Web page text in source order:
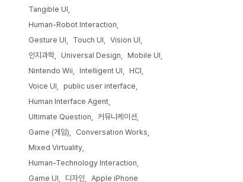
Tangible UI
Human-Robot Interaction
Gesture UI
Touch UI
Vision UI
인지과학
Universal Design
Mobile UI
Nintendo Wii
Intelligent UI
HCI
Voice UI
public user interface
Human Interface Agent
Ultimate Question
커뮤니케이션
Game (게임)
Conversation Works
Mixed Virtuality
Human-Technology Interaction
Game UI
디자인 Apple iPhone